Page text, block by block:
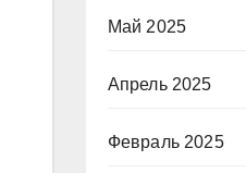
Май 2025
Апрель 2025
Февраль 2025